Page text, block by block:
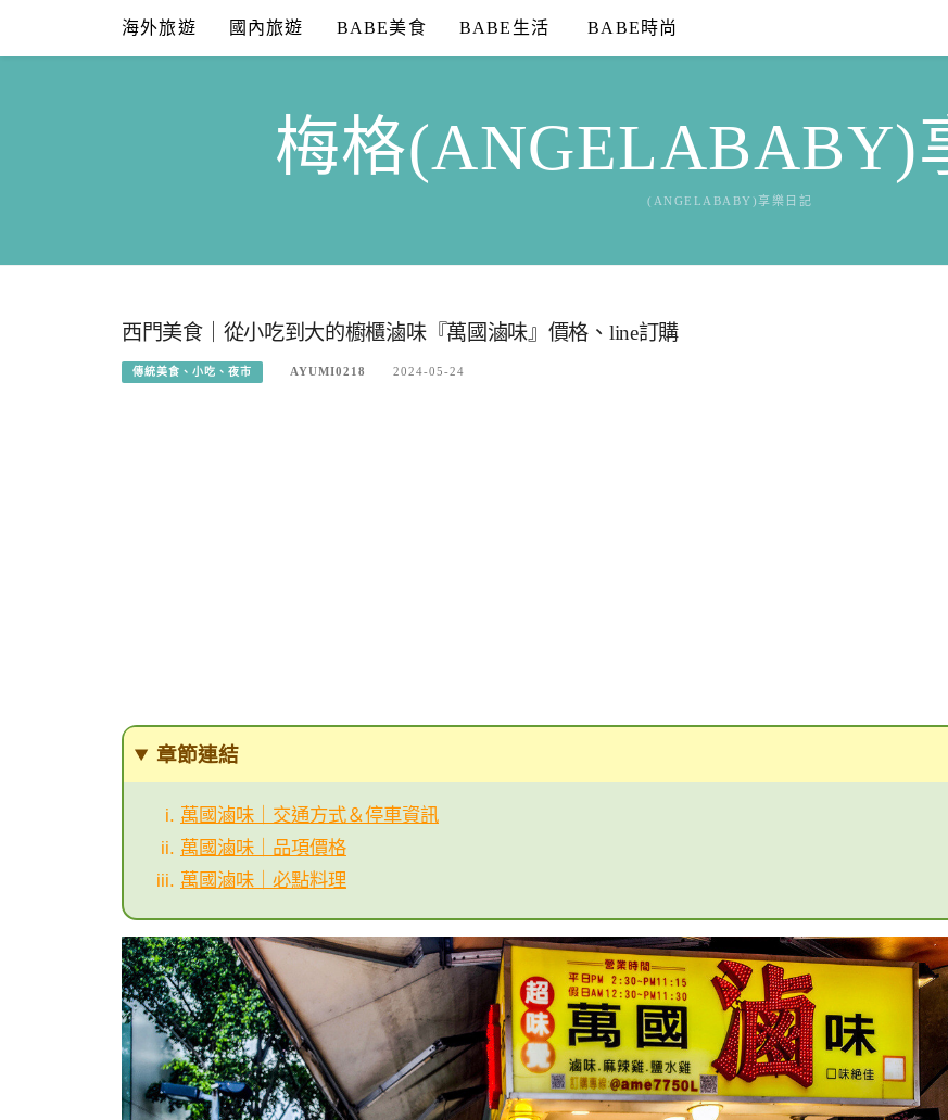
content
海外旅遊 國內旅遊 BABE美食 BABE生活 BABE時尚
梅格(ANGELABABY)
(ANGELABABY)享樂日記
西門美食｜從小吃到大的櫥櫃滷味『萬國滷味』價格、line訂購
傳統美食、小吃、夜市 AYUMI0218 2024-05-24
章節連結
萬國滷味｜交通方式＆停車資訊
萬國滷味｜品項價格
萬國滷味｜必點料理